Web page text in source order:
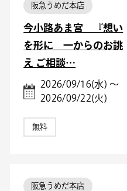
阪急うめだ本店
今小路あま宮 『想い
を形に 一からのお誂
え ご相談…
2026/09/16(水) ～
2026/09/22(火)
無料
阪急うめだ本店